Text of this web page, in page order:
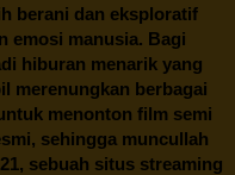
berani dan eksploratif
emosi manusia. Bagi
hiburan menarik yang
merenungkan berbagai
menonton film semi
sehingga muncullah
, sebuah situs streaming